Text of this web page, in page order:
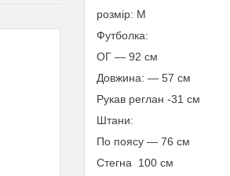
розмір: М
Футболка:
ОГ — 92 см
Довжина: — 57 см
Рукав реглан -31 см
Штани:
По поясу — 76 см
Стегна 100 см